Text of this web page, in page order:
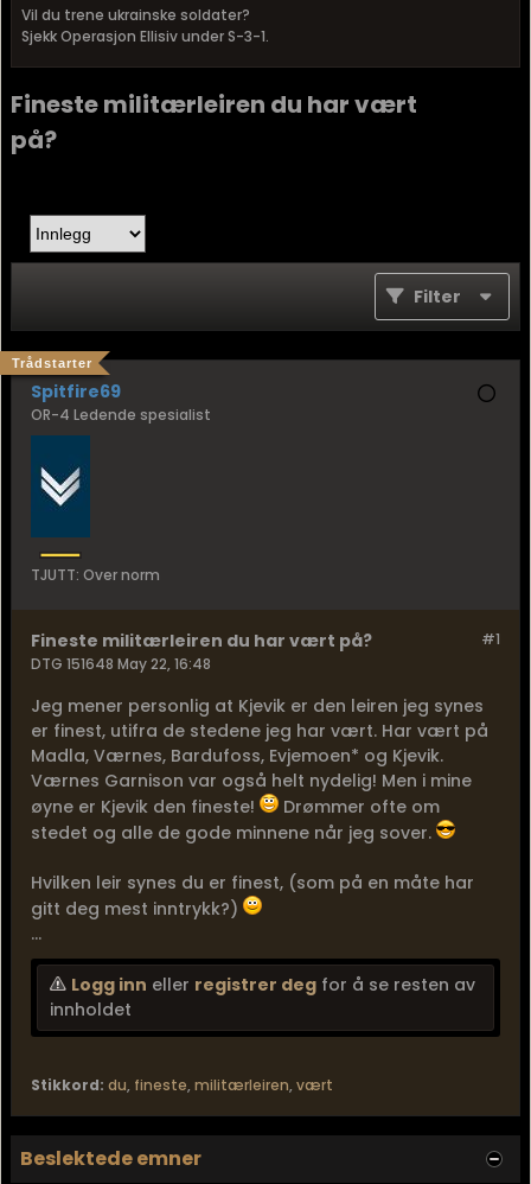
Vil du trene ukrainske soldater?
Sjekk Operasjon Ellisiv under S-3-1.
Fineste militærleiren du har vært
på?
Filter
Spitfire69
Trådstarter
OR-4 Ledende spesialist
TJUTT: Over norm
#1
Fineste militærleiren du har vært på?
DTG 151648 May 22, 16:48
Jeg mener personlig at Kjevik er den leiren jeg synes
er finest, utifra de stedene jeg har vært. Har vært på
Madla, Værnes, Bardufoss, Evjemoen* og Kjevik.
Værnes Garnison var også helt nydelig! Men i mine
øyne er Kjevik den fineste!
Drømmer ofte om
stedet og alle de gode minnene når jeg sover.
Hvilken leir synes du er finest, (som på en måte har
gitt deg mest inntrykk?)
...
Logg inn eller registrer deg for å se resten av
innholdet
Stikkord: du, fineste, militærleiren, vært
Beslektede emner